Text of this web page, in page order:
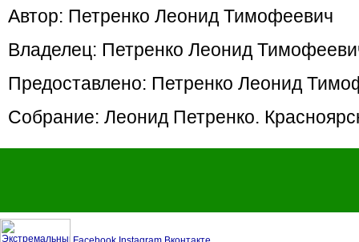
Автор: Петренко Леонид Тимофеевич
Владелец: Петренко Леонид
Предоставлено: Петренко Леонид
Собрание: Леонид Петренко.